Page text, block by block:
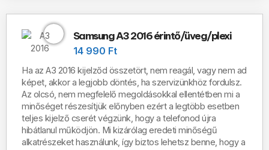
Samsung A3 2016 érintő/üveg/plexi
14 990 Ft
Ha az A3 2016 kijelződ összetört, nem reagál, vagy nem ad
képet, akkor a legjobb döntés, ha szervizünkhöz fordulsz.
Az olcsó, nem megfelelő megoldásokkal ellentétben mi a
minőséget részesítjük előnyben ezért a legtöbb esetben
teljes kijelző cserét végzünk, hogy a telefonod újra
hibátlanul működjön. Mi kizárólag eredeti minőségű
alkatrészeket használunk, így biztos lehetsz benne, hogy a